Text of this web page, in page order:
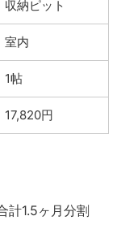
収納ピット
室内
1帖
17,820円
計1.5ヶ月分割